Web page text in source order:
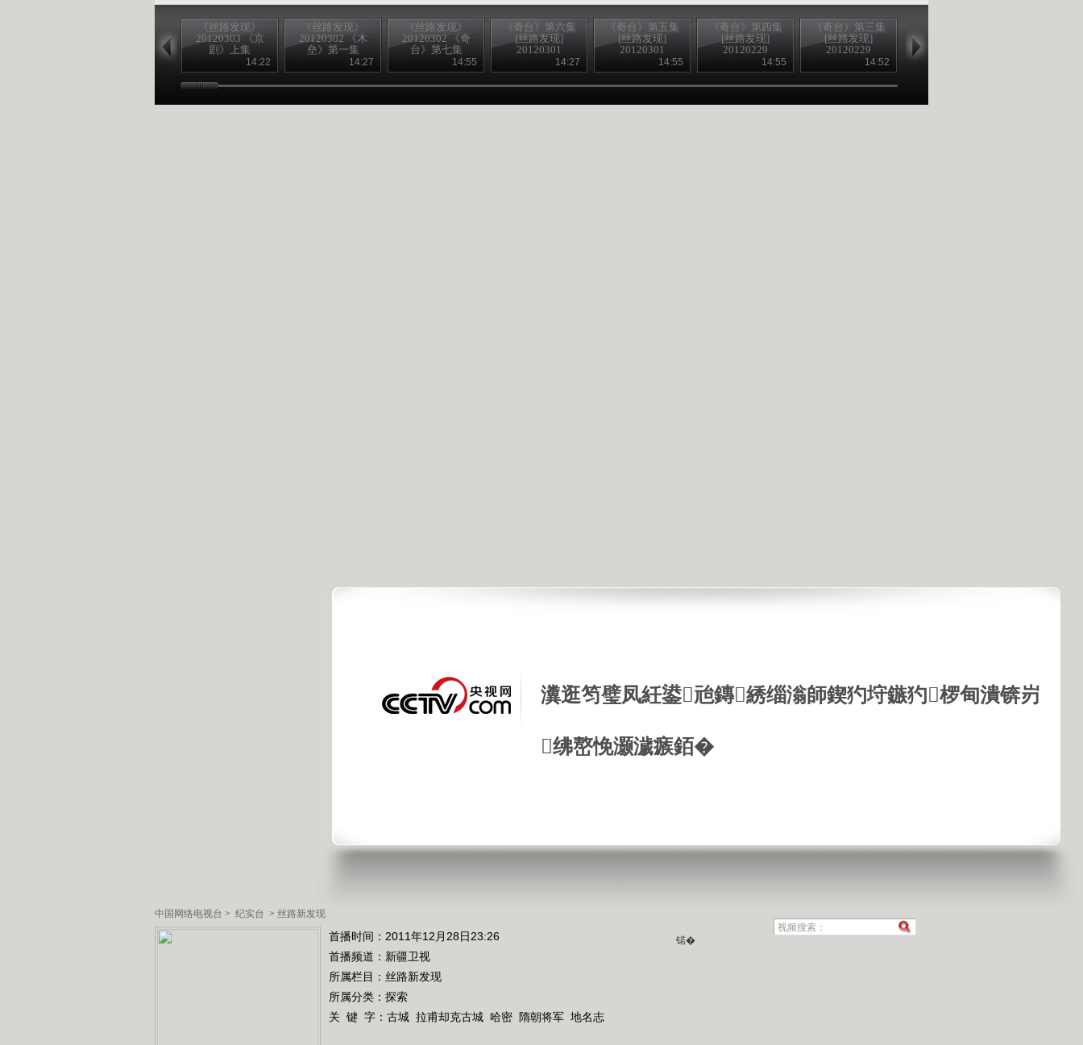
瀵逛笉璧凤紝鍙兘鏄綉缁滃師鍥犳垨鏃犳椤甸潰锛岃
绋嶅悗灏濊瘯銆�
中国网络电视台 > 纪实台 > 丝路新发现
《丝路发现》
20120303 《京
剧》上集
14:22
《丝路发现》
20120302 《木
垒》第一集
14:27
《丝路发现》
20120302 《奇
台》第七集
14:55
《奇台》第六集
[丝路发现]
20120301
14:27
《奇台》第五集
[丝路发现]
20120301
14:55
《奇台》第四集
[丝路发现]
20120229
14:55
《奇台》第三集
[丝路发现]
20120229
14:52
首播时间：2011年12月28日23:26
首播频道： 新疆卫视
所属栏目： 丝路新发现
所属分类：探索
关 键 字： 古城 拉甫却克古城 哈密 隋朝将军 地名志
锘�